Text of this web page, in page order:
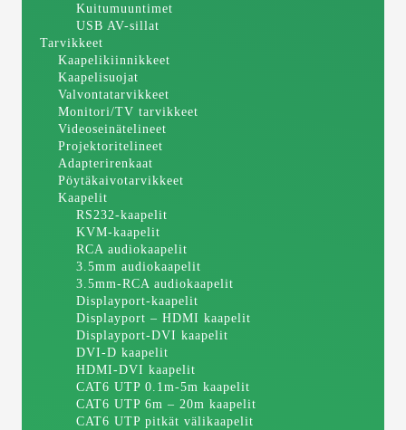
Kuitumuuntimet
USB AV-sillat
Tarvikkeet
Kaapelikiinnikkeet
Kaapelisuojat
Valvontatarvikkeet
Monitori/TV tarvikkeet
Videoseinätelineet
Projektoritelineet
Adapterirenkaat
Pöytäkaivotarvikkeet
Kaapelit
RS232-kaapelit
KVM-kaapelit
RCA audiokaapelit
3.5mm audiokaapelit
3.5mm-RCA audiokaapelit
Displayport-kaapelit
Displayport – HDMI kaapelit
Displayport-DVI kaapelit
DVI-D kaapelit
HDMI-DVI kaapelit
CAT6 UTP 0.1m-5m kaapelit
CAT6 UTP 6m – 20m kaapelit
CAT6 UTP pitkät välikaapelit